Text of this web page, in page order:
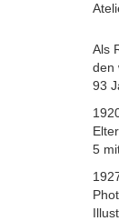
Als
den
93
5